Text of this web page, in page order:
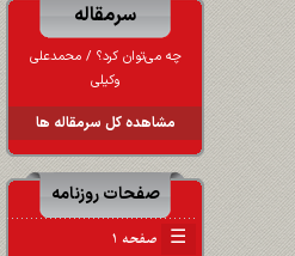
سرمقاله
چه می‌توان کرد؟ ‪/‬ محمدعلی
وکیلی
مشاهده کل سرمقاله ها
صفحات روزنامه
☰ صفحه ۱